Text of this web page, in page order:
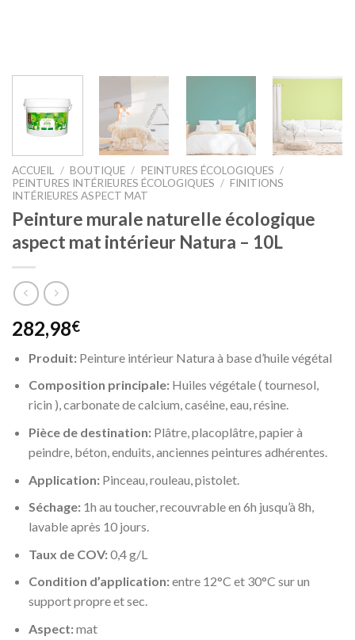
ACCUEIL / BOUTIQUE / PEINTURES ÉCOLOGIQUES /
PEINTURES INTÉRIEURES ÉCOLOGIQUES / FINITIONS
INTÉRIEURES ASPECT MAT
Peinture murale naturelle écologique
aspect mat intérieur Natura – 10L
282,98€
Produit: Peinture intérieur Natura à base d’huile végétal
Composition principale: Huiles végétale ( tournesol,
ricin ), carbonate de calcium, caséine, eau, résine.
Pièce de destination: Plâtre, placoplâtre, papier à
peindre, béton, enduits, anciennes peintures adhérentes.
Application: Pinceau, rouleau, pistolet.
Séchage: 1h au toucher, recouvrable en 6h jusqu’à 8h,
lavable après 10 jours.
Taux de COV:0,4 g/L
Condition d’application:entre 12°C et 30°C sur un
support propre et sec.
Aspect:mat